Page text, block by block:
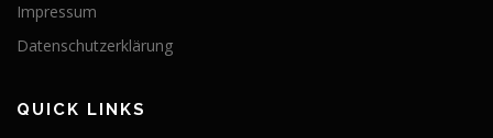
Impressum
Datenschutzerklärung
QUICK LINKS